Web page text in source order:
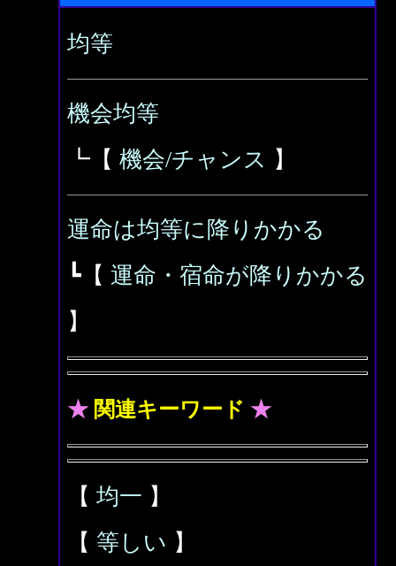
均等
機会均等
┗【 機会/チャンス 】
運命は均等に降りかかる
┗【 運命・宿命が降りかかる
】
★ 関連キーワード ★
【 均一 】
【 等しい 】